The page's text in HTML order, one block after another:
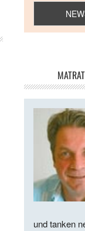
und tanken